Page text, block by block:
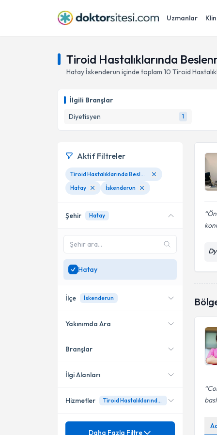
Uzmanlar
Tiroid Hastalıklarında
Hatay İskenderun içinde toplam 10 Tiroid
İlgili Branşlar
Diyetisyen
1
Aktif Filtreler
Tiroid Hastalıklarında Beslenme
Hatay
İskenderun
Şehir Hatay
Hatay
İlçe İskenderun
İskenderun
Yakınımda Ara
Konumuma yakın uzmanları
Branşlar
Diyetisyen
İlgi Alanları
Akdeniz Tipi Beslenme
Hizmetler Tiroid Hastalıklarında Beslenme
Mezuniyet
Daha Fazla Filtre